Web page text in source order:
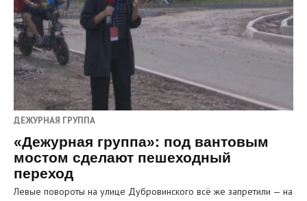
ДЕЖУРНАЯ ГРУППА
«Дежурная группа»: под вантовым
мостом сделают пешеходный
переход
Левые повороты на улице Дубровинского всё же запретили — на